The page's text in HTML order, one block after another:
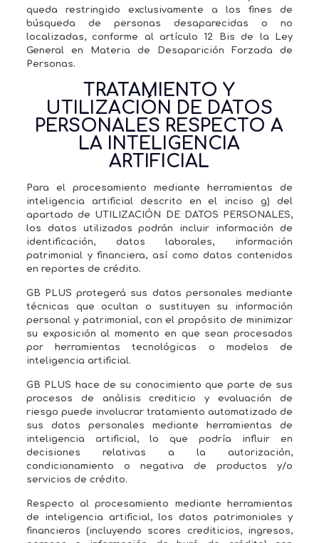
queda restringido exclusivamente a los fines de
búsqueda de personas desaparecidas o no
localizadas, conforme al artículo 12 Bis de la Ley
General en Materia de Desaparición Forzada de
Personas.
TRATAMIENTO Y
UTILIZACIÓN DE DATOS
PERSONALES RESPECTO A
LA INTELIGENCIA
ARTIFICIAL
Para el procesamiento mediante herramientas de
inteligencia artificial descrito en el inciso g) del
apartado de UTILIZACIÓN DE DATOS PERSONALES,
los datos utilizados podrán incluir información de
identificación, datos laborales, información
patrimonial y financiera, así como datos contenidos
en reportes de crédito.
GB PLUS protegerá sus datos personales mediante
técnicas que ocultan o sustituyen su información
personal y patrimonial, con el propósito de minimizar
su exposición al momento en que sean procesados
por herramientas tecnológicas o modelos de
inteligencia artificial.
GB PLUS hace de su conocimiento que parte de sus
procesos de análisis crediticio y evaluación de
riesgo puede involucrar tratamiento automatizado de
sus datos personales mediante herramientas de
inteligencia artificial, lo que podría influir en
decisiones relativas a la autorización,
condicionamiento o negativa de productos y/o
servicios de crédito.
Respecto al procesamiento mediante herramientas
de inteligencia artificial, los datos patrimoniales y
financieros (incluyendo scores crediticios, ingresos,